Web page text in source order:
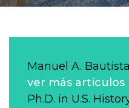
Manuel A.
ver más artículos
Ph.D. in U.S.